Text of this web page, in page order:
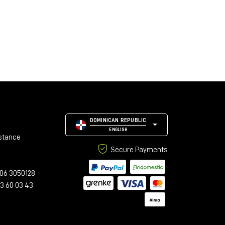
3050128
60 03 43
DOMINICAN REPUBLIC
ENGLISH
Secure Payments